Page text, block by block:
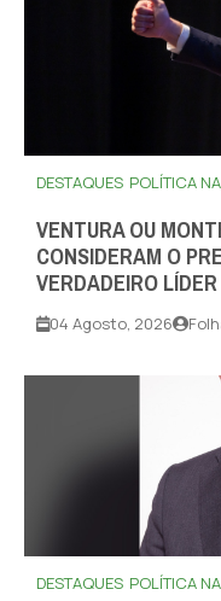
DESTAQUES POLÍTICA
VENTURA OU
CONSIDERAM O
VERDADEIRO
04 Agosto, 2026
DESTAQUES POLÍTICA